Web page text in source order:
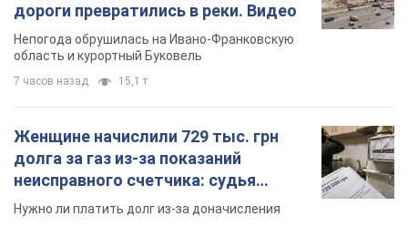
дороги превратились в реки. Видео
Непогода обрушилась на Ивано-Франковскую
область и курортный Буковель
7 часов назад 15,1 т.
Женщине начислили 729 тыс. грн
долга за газ из-за показаний
неисправного счетчика: судья
вынес неожиданное решение
Нужно ли платить долг из-за доначисления